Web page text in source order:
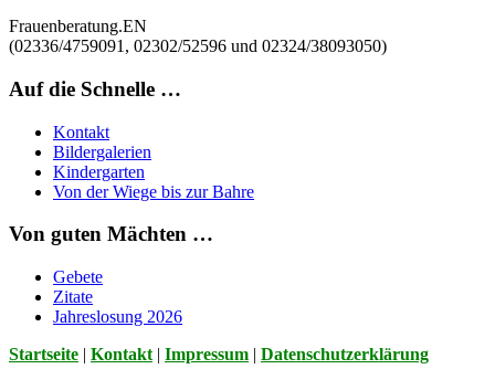
Frauenberatung.EN
(02336/4759091, 02302/52596 und 02324/38093050)
Auf die Schnelle …
Kontakt
Bildergalerien
Kindergarten
Von der Wiege bis zur Bahre
Von guten Mächten …
Gebete
Zitate
Jahreslosung 2026
Startseite | Kontakt | Impressum | Datenschutzerklärung